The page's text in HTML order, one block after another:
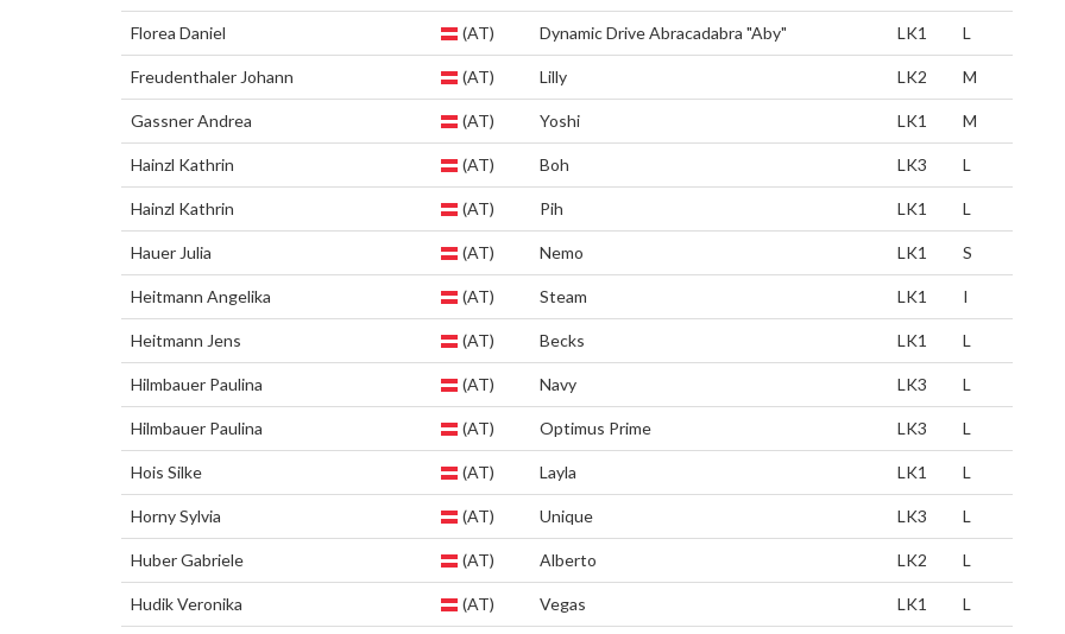
Florea Daniel (AT) Dynamic Drive Abracadabra "Aby" LK1 L
Freudenthaler Johann (AT) Lilly LK2 M
Gassner Andrea (AT) Yoshi LK1 M
Hainzl Kathrin (AT) Boh LK3 L
Hainzl Kathrin (AT) Pih LK1 L
Hauer Julia (AT) Nemo LK1 S
Heitmann Angelika (AT) Steam LK1 I
Heitmann Jens (AT) Becks LK1 L
Hilmbauer Paulina (AT) Navy LK3 L
Hilmbauer Paulina (AT) Optimus Prime LK3 L
Hois Silke (AT) Layla LK1 L
Horny Sylvia (AT) Unique LK3 L
Huber Gabriele (AT) Alberto LK2 L
Hudik Veronika (AT) Vegas LK1 L